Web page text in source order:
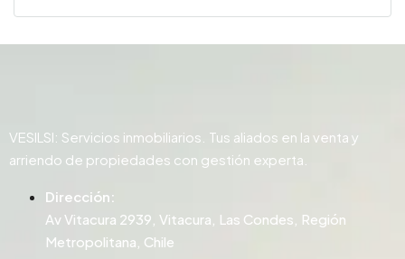
VESILSI: Servicios inmobiliarios. Tus aliados en la venta y
arriendo de propiedades con gestión experta.
Dirección:
Av Vitacura 2939, Vitacura, Las Condes, Región
Metropolitana, Chile